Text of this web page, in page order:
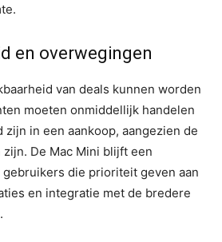
en overwegingen
van deals kunnen worden
moeten onmiddellijk handelen
in een aankoop, aangezien de
De Mac Mini blijft een
die prioriteit geven aan
en integratie met de bredere